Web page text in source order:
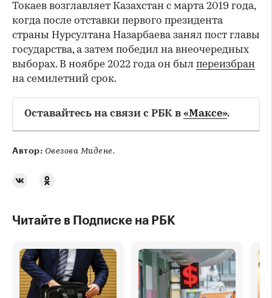
Токаев возглавляет Казахстан с марта 2019 года,
когда после отставки первого президента
страны Нурсултана Назарбаева занял пост главы
государства, а затем победил на внеочередных
выборах. В ноябре 2022 года он был переизбран
на семилетний срок.
Оставайтесь на связи с РБК в «Максе».
Автор: Овезова Мидене.
Читайте в Подписке на РБК